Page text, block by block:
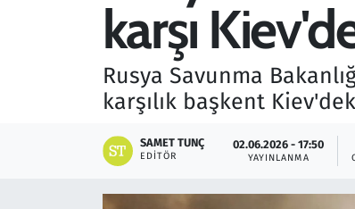
karşı
Rusya Savunma
karşılık başkent
SAMET TUNÇ
EDITÖR
02.06.2026 - 17:50
YAYINLANMA
Savunma Sanayi
Teknoloji ve Bilim
Televizyon